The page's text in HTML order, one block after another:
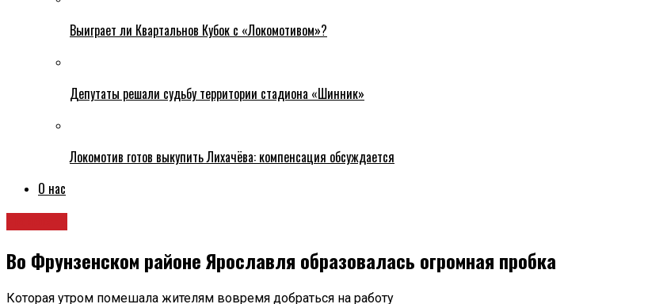
Выиграет ли Квартальнов Кубок с «Локомотивом»?
Депутаты решали судьбу территории стадиона «Шинник»
Локомотив готов выкупить Лихачёва: компенсация обсуждается
О нас
Во Фрунзенском районе Ярославля образовалась огромная пробка
Которая утром помешала жителям вовремя добраться на работу